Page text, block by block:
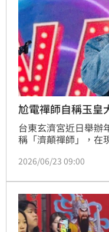
尬電禪師自稱玉
台東玄濟宮近日舉辦
稱「濟顛禪師」，在
上曝光，隨即遭到輿
成神，首要條件就是
2026/06/23 09:00